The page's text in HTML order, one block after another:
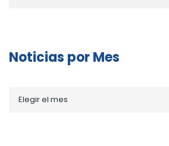
Noticias por Mes
porElegir el mes